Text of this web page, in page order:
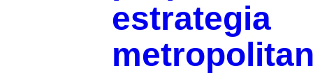
estrategia